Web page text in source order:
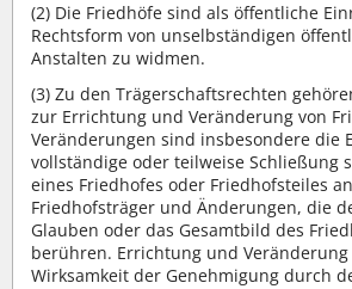
(2) Die Friedhöfe sind als öffentliche
Rechtsform von unselbständigen
Anstalten zu widmen.
(3) Zu den Trägerschaftsrechten
zur Errichtung und Veränderung von
Veränderungen sind insbesondere die
vollständige oder teilweise Schließung
eines Friedhofes oder Friedhofsteiles
Friedhofsträger und Änderungen, die
Glauben oder das Gesamtbild des
berühren. Errichtung und
Wirksamkeit der Genehmigung durch